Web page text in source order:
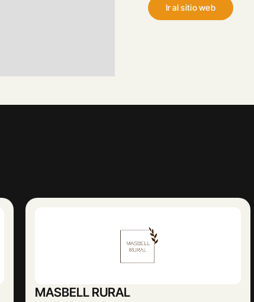
Ir al sitio web
Abogado Ángel López